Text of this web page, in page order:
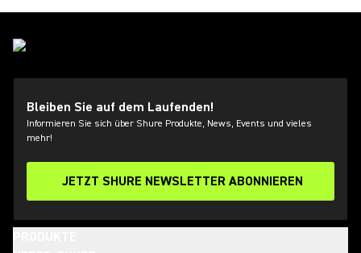
Bleiben Sie auf dem Laufenden!
Informieren Sie sich über Shure Produkte, News, Events und vieles
mehr!
JETZT SHURE NEWSLETTER ABONNIEREN